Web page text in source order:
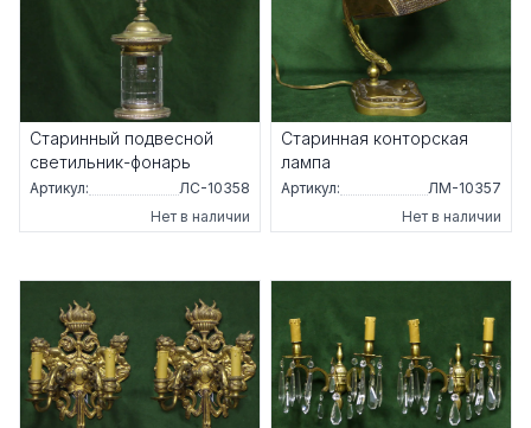
Старинный подвесной
светильник-фонарь
Артикул:
ЛС-10358
Нет в наличии
Старинная конторская
лампа
Артикул:
ЛМ-10357
Нет в наличии